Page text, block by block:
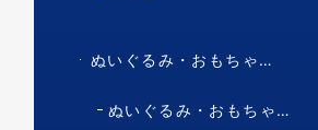
ぬいぐるみ・おもちゃ・マスコット・キャラクター
ぬいぐるみ・おもちゃ（マスコット・キャラクター）